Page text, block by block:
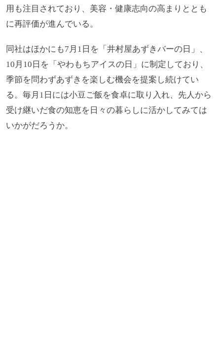
用も注目されており、美容・健康志向の高まりととも
に再評価が進んでいる。
同社はほかにも7月1日を「井村屋あずきバーの日」、
10月10日を「やわもちアイスの日」に制定しており、
季節を問わずあずきを楽しむ機会を提案し続けてい
る。毎月1日には小豆ご飯を食卓に取り入れ、先人から
受け継いだ食の知恵を日々の暮らしに活かしてみては
いかがだろうか。